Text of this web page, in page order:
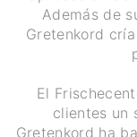
Además de
Gretenkord
El
clientes un
Gretenkord ha